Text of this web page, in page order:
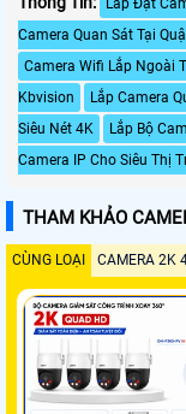
Camera Quan Sát Tại
Camera Wifi Lắp Ngoài
Kbvision
Lắp Camera
Siêu Nét 4K
Lắp Bộ
Camera IP Cho Siêu Thị
THAM KHẢO
CÙNG LOẠI CAMERA 2K